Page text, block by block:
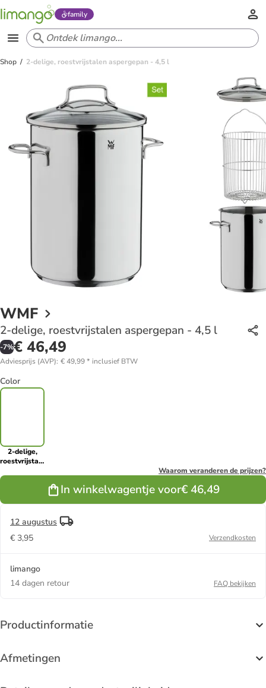
family
Shop 2-delige, roestvrijstalen aspergepan - 4,5 l
WMF
2-delige, roestvrijstalen aspergepan - 4,5 l
-7%€ 46,49
Adviesprijs (AVP): € 49,99* inclusief BTW
Color
2-delige,
roestvrijstalen
Waarom veranderen de prijzen?
In winkelwagentje voor€ 46,49
12 augustus
€ 3,95
Verzendkosten
limango
14 dagen retour
FAQ bekijken
Productinformatie
Afmetingen